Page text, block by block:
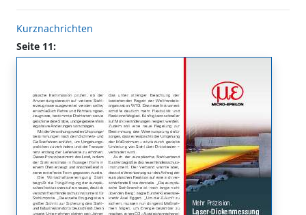
Kurznachrichten
Seite 11: